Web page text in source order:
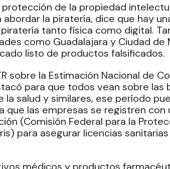
de la propiedad
la piratería, dice que hay
tanto física como digital.
como Guadalajara y Ciudad de
listo de productos falsificados.
sobre la Estimación Nacional de
para que todos vean sobre las
la salud y similares, ese período
que las empresas se registren con
(Comisión Federal para la
para asegurar licencias